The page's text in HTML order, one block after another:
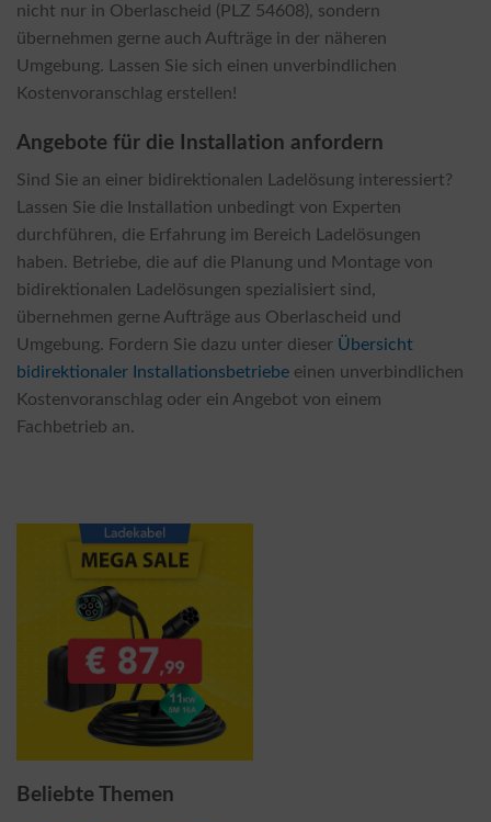
nicht nur in Oberlascheid (PLZ 54608), sondern
übernehmen gerne auch Aufträge in der näheren
Umgebung. Lassen Sie sich einen unverbindlichen
Kostenvoranschlag erstellen!
Angebote für die Installation anfordern
Sind Sie an einer bidirektionalen Ladelösung interessiert?
Lassen Sie die Installation unbedingt von Experten
durchführen, die Erfahrung im Bereich Ladelösungen
haben. Betriebe, die auf die Planung und Montage von
bidirektionalen Ladelösungen spezialisiert sind,
übernehmen gerne Aufträge aus Oberlascheid und
Umgebung. Fordern Sie dazu unter dieser Übersicht
bidirektionaler Installationsbetriebe einen unverbindlichen
Kostenvoranschlag oder ein Angebot von einem
Fachbetrieb an.
Beliebte Themen